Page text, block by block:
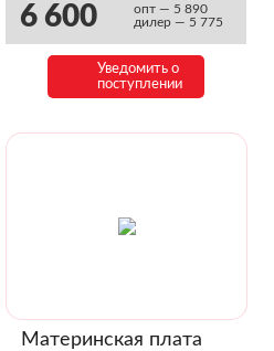
6 600
опт — 5 890
дилер — 5 775
Уведомить о
поступлении
Материнская плата